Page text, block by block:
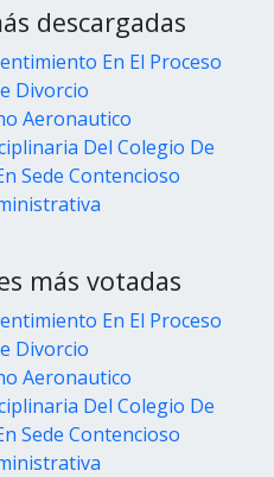
descargadas
En El Proceso
Divorcio
Aeronautico
Del Colegio De
Sede Contencioso
más votadas
En El Proceso
Divorcio
Aeronautico
Del Colegio De
Sede Contencioso